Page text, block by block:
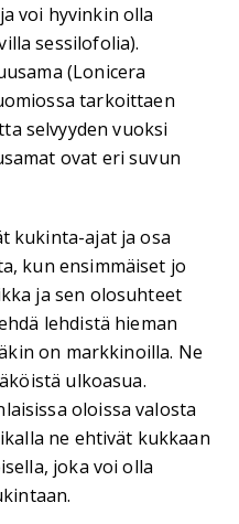
voi hyvinkin olla
sessilofolia).
(Lonicera
tarkoittaen
selvyyden vuoksi
ovat eri suvun
kukinta-ajat ja osa
kun ensimmäiset jo
ja sen olosuhteet
lehdistä hieman
on markkinoilla. Ne
ulkoasua.
oloissa valosta
ne ehtivät kukkaan
joka voi olla